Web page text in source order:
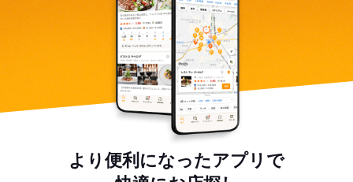
より便利になったアプリで